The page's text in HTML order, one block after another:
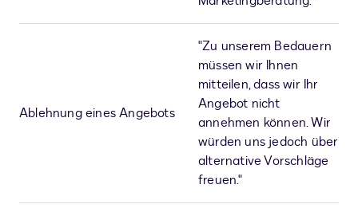
Ablehnung eines Angebots
"Zu unserem Bedauern
müssen wir Ihnen
mitteilen, dass wir Ihr
Angebot nicht
annehmen können. Wir
würden uns jedoch über
alternative Vorschläge
freuen."